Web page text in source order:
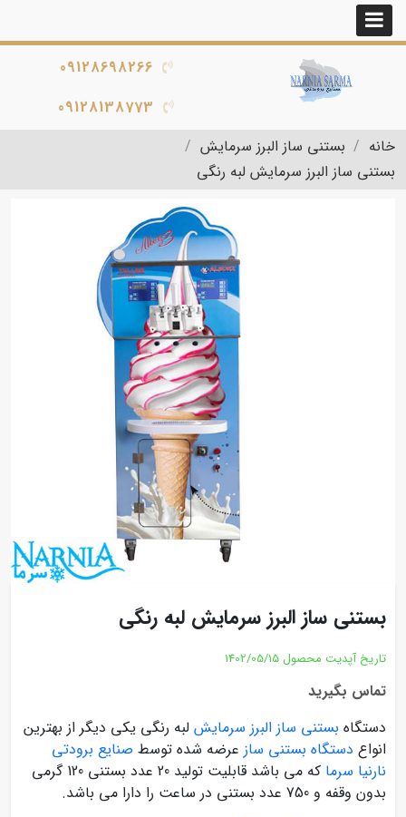
09128698266
09128138773
خانه
بستنی ساز البرز سرمایش
بستنی ساز البرز سرمایش لبه رنگی
بستنی ساز البرز سرمایش لبه رنگی
تاریخ آپدیت محصول 1402/05/15
تماس بگیرید
دستگاه بستنی ساز البرز سرمایش لبه رنگی یکی دیگر از بهترین
انواع دستگاه بستنی ساز عرضه شده توسط صنایع برودتی
نارنیا سرما
که می باشد قابلیت تولید 20 عدد بستنی 120 گرمی
بدون وقفه و 750 عدد بستنی در ساعت را دارا می باشد.